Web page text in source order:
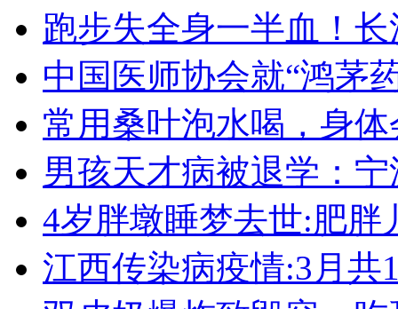
跑步失全身一半血！
中国医师协会就“鸿茅
常用桑叶泡水喝，身
男孩天才病被退学：
4岁胖墩睡梦去世:肥胖
江西传染病疫情:3月共